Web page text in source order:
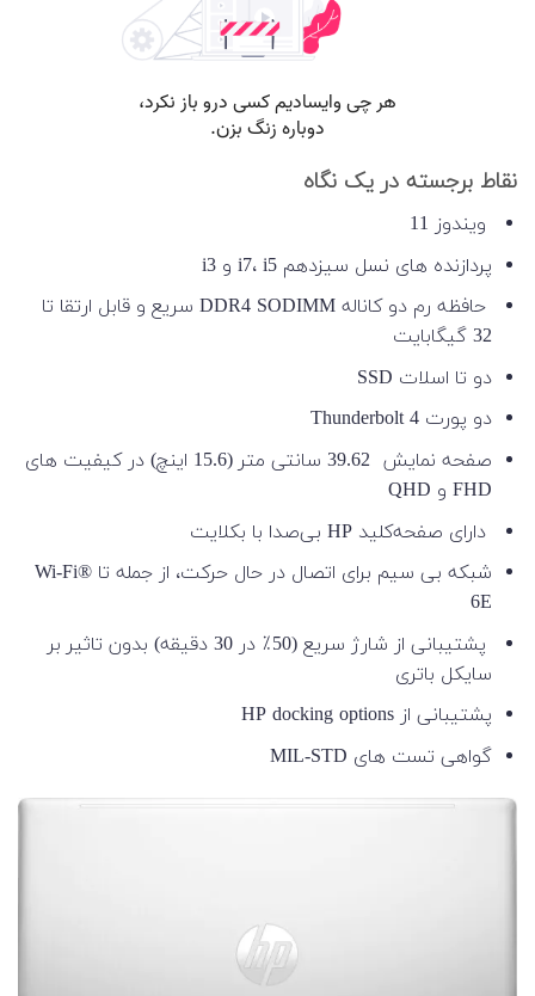
نقاط برجسته در یک نگاه
ویندوز 11
پردازنده های نسل سیزدهم i7، i5 و i3
حافظه رم دو کاناله DDR4 SODIMM سریع و قابل ارتقا تا
32 گیگابایت
دو تا اسلات SSD
دو پورت Thunderbolt 4
صفحه نمایش 39.62 سانتی متر (15.6 اینچ) در کیفیت های
FHD و QHD
دارای صفحه‌کلید HP بی‌صدا با بکلایت
شبکه بی سیم برای اتصال در حال حرکت، از جمله تا Wi-Fi®
6E
پشتیبانی از شارژ سریع (50٪ در 30 دقیقه) بدون تاثیر بر
سایکل باتری
پشتیبانی از HP docking options
گواهی تست های MIL-STD